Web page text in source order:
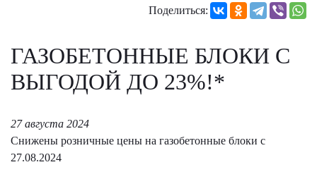
Поделиться:
ГАЗОБЕТОННЫЕ БЛОКИ С
ВЫГОДОЙ ДО 23%!*
27 августа 2024
Снижены розничные цены на газобетонные блоки с
27.08.2024